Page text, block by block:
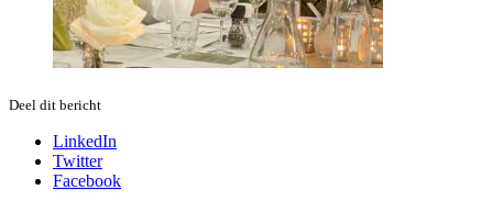
Deel dit bericht
LinkedIn
Twitter
Facebook